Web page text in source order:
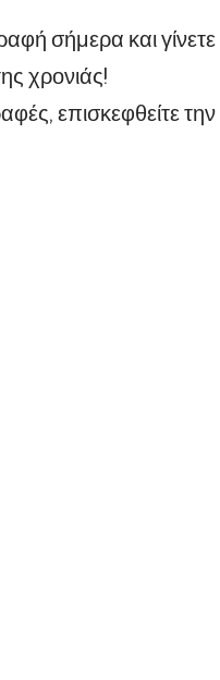
σήμερα και
χρονιάς!
επισκεφθείτε